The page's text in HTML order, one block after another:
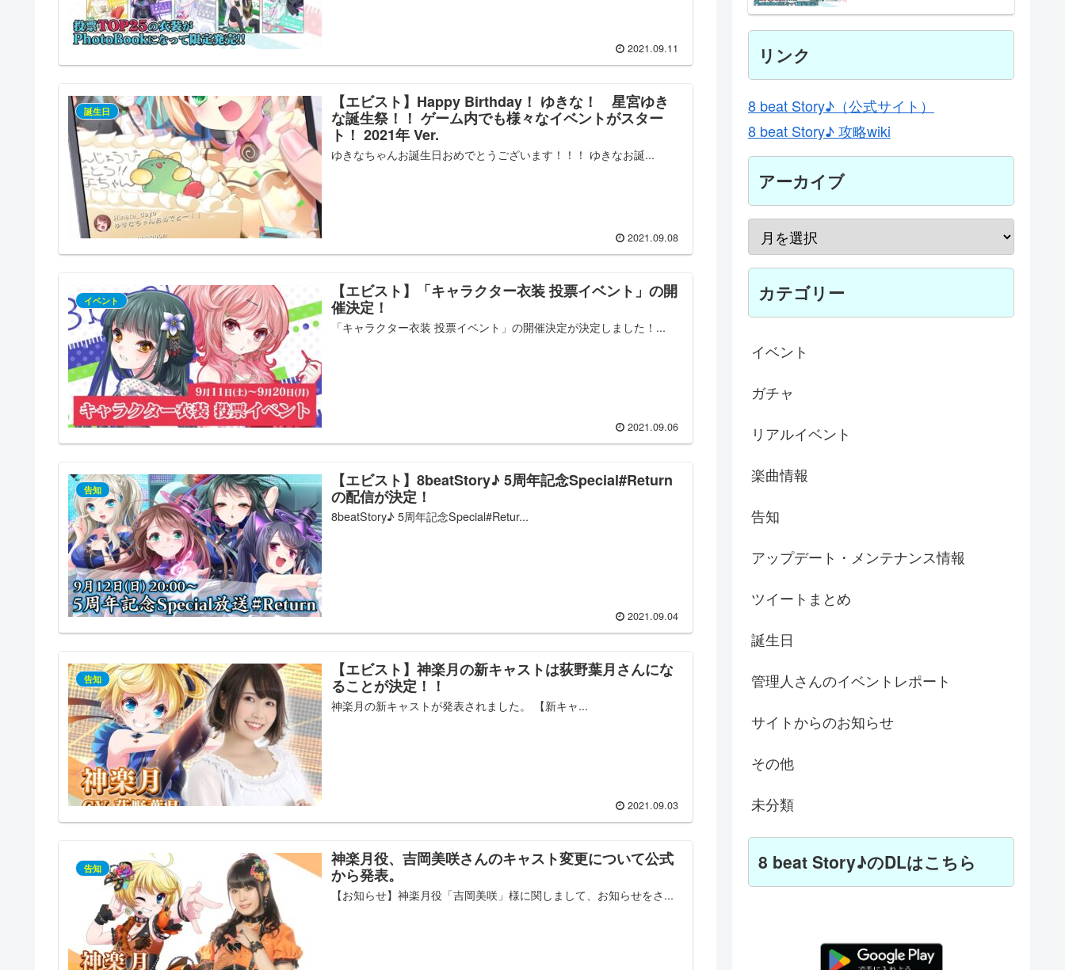
2021.09.11
誕生日
【エビスト】Happy Birthday！ ゆきな！ 星宮ゆき
な誕生祭！！ ゲーム内でも様々なイベントがスター
ト！ 2021年 Ver.
ゆきなちゃんお誕生日おめでとうございます！！！ ゆきなお誕...
2021.09.08
イベント
【エビスト】「キャラクター衣装 投票イベント」の開
催決定！
「キャラクター衣装 投票イベント」の開催決定が決定しました！...
2021.09.06
告知
【エビスト】8beatStory♪ 5周年記念Special#Return
の配信が決定！
8beatStory♪ 5周年記念Special#Retur...
2021.09.04
告知
【エビスト】神楽月の新キャストは荻野葉月さんにな
ることが決定！！
神楽月の新キャストが発表されました。 【新キャ...
2021.09.03
告知
神楽月役、吉岡美咲さんのキャスト変更について公式
から発表。
【お知らせ】神楽月役「吉岡美咲」様に関しまして、お知らせをさ...
リンク
8 beat Story♪（公式サイト）
8 beat Story♪ 攻略wiki
アーカイブ
カテゴリー
イベント
ガチャ
リアルイベント
楽曲情報
告知
アップデート・メンテナンス情報
ツイートまとめ
誕生日
管理人さんのイベントレポート
サイトからのお知らせ
その他
未分類
8 beat Story♪のDLはこちら